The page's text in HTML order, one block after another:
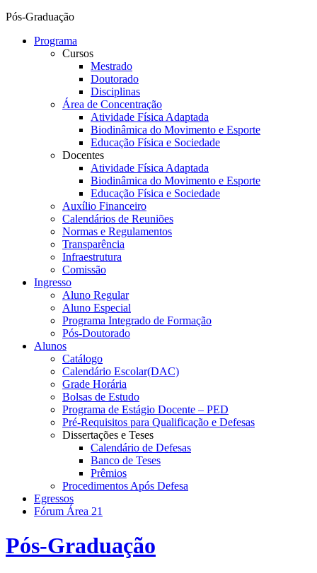
Pós-Graduação
Programa
Cursos
Mestrado
Doutorado
Disciplinas
Área de Concentração
Atividade Física Adaptada
Biodinâmica do Movimento e Esporte
Educação Física e Sociedade
Docentes
Atividade Física Adaptada
Biodinâmica do Movimento e Esporte
Educação Física e Sociedade
Auxílio Financeiro
Calendários de Reuniões
Normas e Regulamentos
Transparência
Infraestrutura
Comissão
Ingresso
Aluno Regular
Aluno Especial
Programa Integrado de Formação
Pós-Doutorado
Alunos
Catálogo
Calendário Escolar(DAC)
Grade Horária
Bolsas de Estudo
Programa de Estágio Docente – PED
Pré-Requisitos para Qualificação e Defesas
Dissertações e Teses
Calendário de Defesas
Banco de Teses
Prêmios
Procedimentos Após Defesa
Egressos
Fórum Área 21
Pós-Graduação